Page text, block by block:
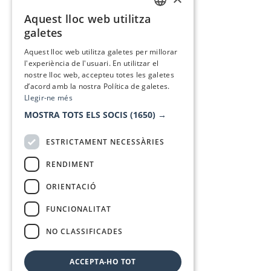
Aquest lloc web utilitza
galetes
Aquest lloc web utilitza galetes per millorar
l'experiència de l'usuari. En utilitzar el
nostre lloc web, accepteu totes les galetes
d’acord amb la nostra Política de galetes.
Llegir-ne més
MOSTRA TOTS ELS SOCIS (1650) →
ESTRICTAMENT NECESSÀRIES
RENDIMENT
ORIENTACIÓ
FUNCIONALITAT
NO CLASSIFICADES
ACCEPTA-HO TOT